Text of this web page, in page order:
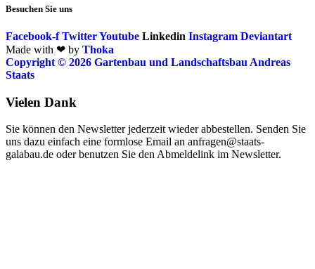
Besuchen Sie uns
Facebook-f TwitterYoutube Linkedin Instagram Deviantart
Made with ❤ by Thoka
Copyright © 2026 Gartenbau und Landschaftsbau Andreas
Staats
Vielen Dank
Sie können den Newsletter jederzeit wieder abbestellen. Senden Sie
uns dazu einfach eine formlose Email an anfragen@staats-
galabau.de oder benutzen Sie den Abmeldelink im Newsletter.